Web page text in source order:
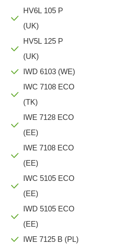
HV6L 105 P
(UK)
HV5L 125 P
(UK)
IWD 6103 (WE)
IWC 7108 ECO
(TK)
IWE 7128 ECO
(EE)
IWE 7108 ECO
(EE)
IWC 5105 ECO
(EE)
IWD 5105 ECO
(EE)
IWE 7125 B (PL)